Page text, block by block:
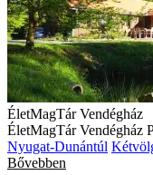
ÉletMagTár Vendégház
ÉletMagTár Vendégház
Nyugat-Dunántúl
Bővebben